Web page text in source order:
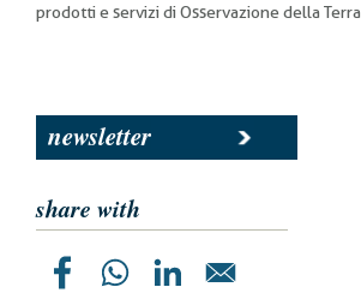
prodotti e servizi di Osservazione della Terra
newsletter
share with